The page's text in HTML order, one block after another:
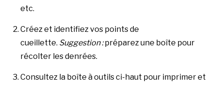
etc.
Créez et identifiez vos points de
cueillette. Suggestion :préparez une boîte pour
récolter les denrées.
Consultez la boîte à outils ci-haut pour imprimer et